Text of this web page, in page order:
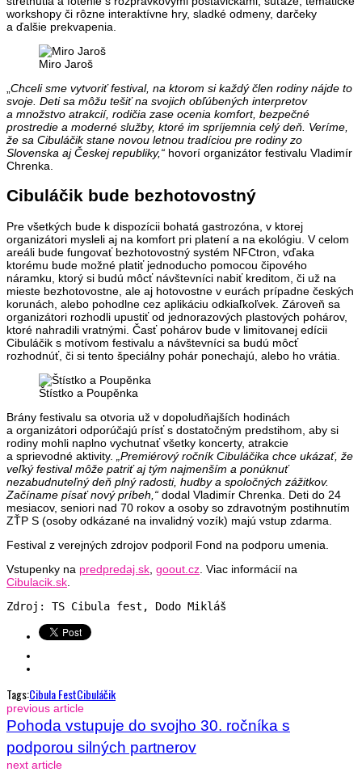
workshopy či rôzne interaktívne hry, sladké odmeny, darčeky
a ďalšie prekvapenia.
Miro Jaroš
Chceli sme vytvoriť festival, na ktorom si každý člen rodiny nájde to
svoje. Deti sa môžu tešiť na svojich obľúbených interpretov
a množstvo atrakcií, rodičia zase ocenia komfort, bezpečné
prostredie a moderné služby, ktoré im spríjemnia celý deň. Veríme,
že sa Cibuláčik stane novou letnou tradíciou pre rodiny zo
Slovenska aj Českej republiky,“ hovorí organizátor festivalu Vladimír
Chrenka.
Cibuláčik bude bezhotovostný
Pre všetkých bude k dispozícii bohatá gastrozóna, v ktorej
organizátori mysleli aj na komfort pri platení a na ekológiu. V celom
areáli bude fungovať bezhotovostný systém NFCtron, vďaka
ktorému bude možné platiť jednoducho pomocou čipového
náramku, ktorý si budú môcť návštevníci nabiť kreditom, či už na
mieste bezhotovostne, ale aj hotovostne v eurách prípadne českých
korunách, alebo pohodlne cez aplikáciu odkiaľkoľvek. Zároveň sa
organizátori rozhodli upustiť od jednorazových plastových pohárov,
ktoré nahradili vratnými. Časť pohárov bude v limitovanej edícii
Cibuláčik s motívom festivalu a návštevníci sa budú môcť
rozhodnúť, či si tento špeciálny pohár ponechajú, alebo ho vrátia.
Štístko a Poupěnka
Brány festivalu sa otvoria už v dopoludňajších hodinách
a organizátori odporúčajú prísť s dostatočným predstihom, aby si
rodiny mohli naplno vychutnať všetky koncerty, atrakcie
a sprievodné aktivity.
„Premiérový ročník Cibuláčika chce ukázať, že
veľký festival môže patriť aj tým najmenším a ponúknuť
nezabudnuteľný deň plný radosti, hudby a spoločných zážitkov.
Začíname písať nový príbeh,“ dodal Vladimír Chrenka. Deti do 24
mesiacov, seniori nad 70 rokov a osoby so zdravotným postihnutím
ZŤP S (osoby odkázané na invalidný vozík) majú vstup zdarma.
Festival z verejných zdrojov podporil Fond na podporu umenia.
Vstupenky na predpredaj.sk goout.cz . Viac informácií na
Cibulacik.sk
Zdroj: TS Cibula fest, Dodo Mikláš
Tags:Cibula FestCibuláčik
previous article
Pohoda vstupuje do svojho 30. ročníka s
podporou silných partnerov
next article